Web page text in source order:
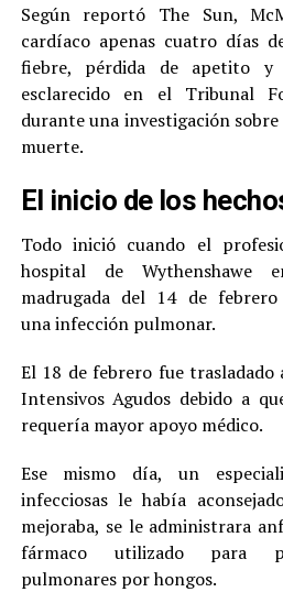
Según reportó The Sun,
cardíaco apenas cuatro días
fiebre, pérdida de apetito
esclarecido en el Tribunal
durante una investigación
muerte.
El inicio de los
Todo inició cuando el
hospital de Wythenshawe
madrugada del 14 de
una infección pulmonar.
El 18 de febrero fue trasladado
Intensivos Agudos debido a
requería mayor apoyo médico.
Ese mismo día, un
infecciosas le había
mejoraba, se le administrara
fármaco utilizado para
pulmonares por hongos.